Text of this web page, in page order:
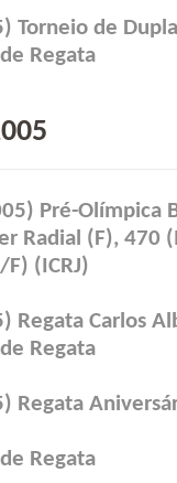
de
Regata
Pré-Olímpica
Radial (F),
(ICRJ)
Regata Carlos
Regata
Regata
Regata